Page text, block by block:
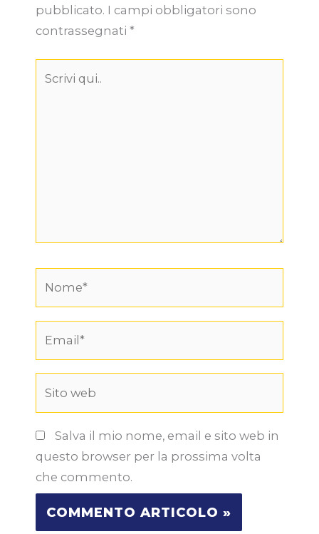
pubblicato. I campi obbligatori sono
contrassegnati *
Salva il mio nome, email e sito web in
questo browser per la prossima volta
che commento.